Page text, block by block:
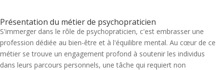
Présentation du métier de psychopraticien
S'immerger dans le rôle de psychopraticien, c'est embrasser une
profession dédiée au bien-être et à l'équilibre mental. Au cœur de ce
métier se trouve un engagement profond à soutenir les individus
dans leurs parcours personnels, une tâche qui requiert non